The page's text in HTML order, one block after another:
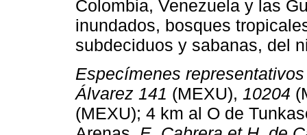
Colombia, Venezuela y las
inundados, bosques
subdeciduos y sabanas, del
Especímenes
Álvarez 141 (MEXU), 10204
(MEXU); 4 km al O de